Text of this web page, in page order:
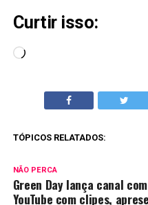
Curtir isso:
Carregando...
TÓPICOS RELATADOS:
NÃO PERCA
Green Day lança canal
YouTube com clipes,